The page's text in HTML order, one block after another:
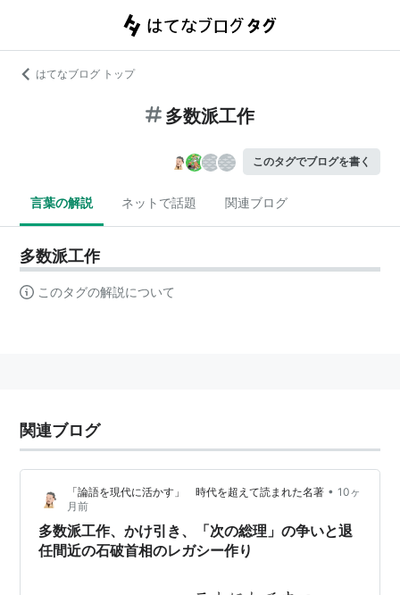
はてなブログ トップ
多数派工作
このタグでブログを書く
言葉の解説 ネットで話題 関連ブログ
多数派工作
このタグの解説について
関連ブログ
「論語を現代に活かす」 時代を超えて読まれた名著 • 10ヶ
月前
多数派工作、かけ引き、「次の総理」の争いと退
任間近の石破首相のレガシー作り